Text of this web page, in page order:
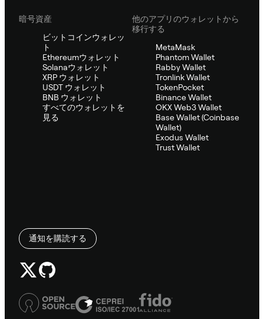
暗号資産
ビットコインウォレッ
ト
Ethereumウォレット
Solanaウォレット
XRP ウォレット
USDT ウォレット
BNB ウォレット
すべてのウォレットを
見る
他のアプリのウォレットから
移行する
MetaMask
Phantom Wallet
Rabby Wallet
Tronlink Wallet
TokenPocket
Binance Wallet
OKX Web3 Wallet
Base Wallet (Coinbase
Wallet)
Exodus Wallet
Trust Wallet
通知を購読する